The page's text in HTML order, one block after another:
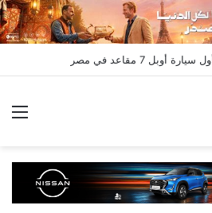
7 مقاعد في مصر